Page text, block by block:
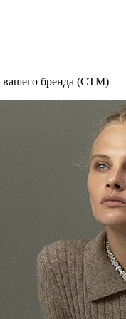
вашего бренда (СТМ)